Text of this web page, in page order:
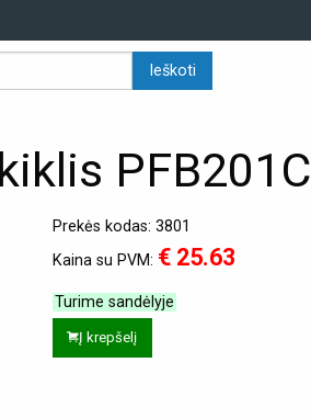
PFB201C
Prekės kodas: 3801
Kaina su PVM: € 25.63
Turime sandėlyje
Į krepšelį